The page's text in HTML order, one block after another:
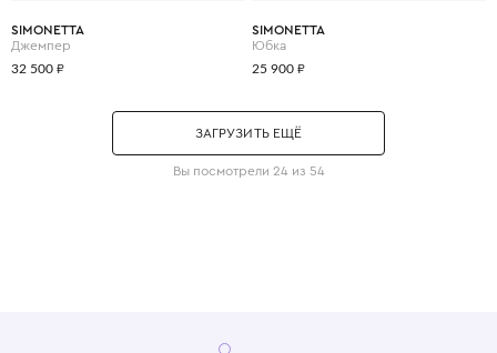
SIMONETTA
Джемпер
32 500 ₽
SIMONETTA
Юбка
25 900 ₽
ЗАГРУЗИТЬ ЕЩЁ
Вы посмотрели 24 из 54